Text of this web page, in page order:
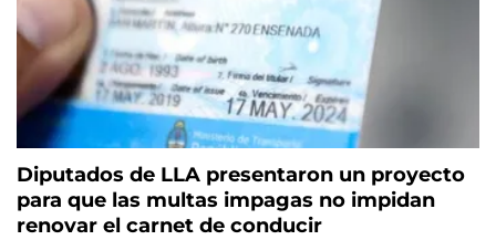
Diputados de LLA presentaron un proyecto
para que las multas impagas no impidan
renovar el carnet de conducir